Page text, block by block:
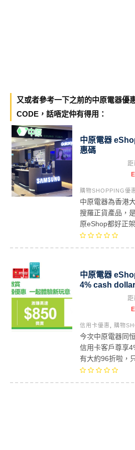
又或者參考一下之前的中原電器優
CODE，話唔定仲有得用：
中原電器
惠碼
購物SHOPPING優
中原電器為香港
搜羅正貨產品，
原eShop都好正
中原電器
4% cash
信用卡優惠 購物
今次中原電器同
信用卡客戶尊享
有大約96折啦，